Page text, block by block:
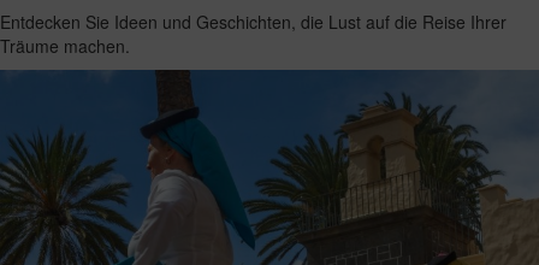
Entdecken Sie Ideen und Geschichten, die Lust auf die Reise Ihrer
Träume machen.